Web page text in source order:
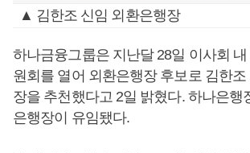
▲ 김한조 신임 외환은행장
하나금융그룹은 지난달 28일 이사회 내
원회를 열어 외환은행장 후보로 김한
장을 추천했다고 2일 밝혔다. 하나은행
은행장이 유임됐다.